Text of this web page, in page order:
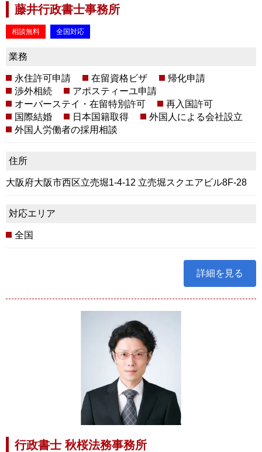
藤井行政書士事務所
相談無料 全国対応
業務
永住許可申請 在留資格ビザ
帰化申請
渉外相続
アポスティーユ申請
オーバーステイ・在留特別許可
再入国許可
国際結婚
日本国籍取得
外国人による会社設立
外国人労働者の採用相談
住所
大阪府大阪市西区立売堀1-4-12 立売堀スクエアビル8F-28
対応エリア
全国
詳細を見る
行政書士 秋桜法務事務所